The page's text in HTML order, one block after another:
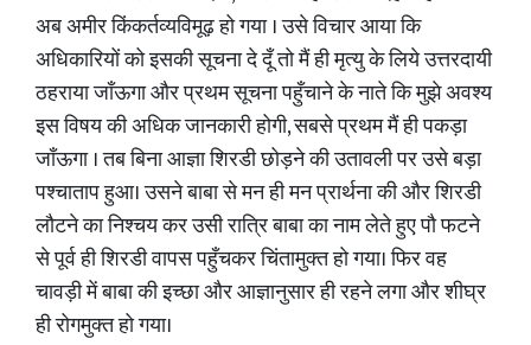
अब अमीर किंकर्तव्यविमूढ़ हो गया । उसे विचार आया कि
अधिकारियों को इसकी सूचना दे दूँ तो मैं ही मृत्यु के लिये उत्तरदायी
ठहराया जाँऊगा और प्रथम सूचना पहुँचाने के नाते कि मुझे अवश्य
इस विषय की अधिक जानकारी होगी, सबसे प्रथम मैं ही पकड़ा
जाँऊगा । तब बिना आज्ञा शिरडी छोड़ने की उतावली पर उसे बड़ा
पश्चाताप हुआ। उसने बाबा से मन ही मन प्रार्थना की और शिरडी
लौटने का निश्चय कर उसी रात्रि बाबा का नाम लेते हुए पौ फटने
से पूर्व ही शिरडी वापस पहुँचकर चिंतामुक्त हो गया। फिर वह
चावड़ी में बाबा की इच्छा और आज्ञानुसार ही रहने लगा और शीघ्र
ही रोगमुक्त हो गया।